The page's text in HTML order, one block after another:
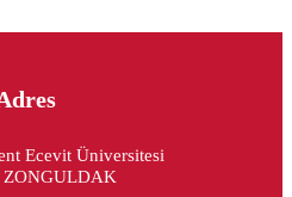
Ecevit Üniversitesi
ZONGULDAK